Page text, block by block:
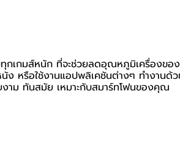
กเกมส์หนัก ที่จะช่วยลดอุณหภูมิเครื่องขอ
นัง หรือใช้งานแอปพลิเคชันต่างๆ ทำงาน
าม ทันสมัย เหมาะกับสมาร์ทโฟนของคุณ